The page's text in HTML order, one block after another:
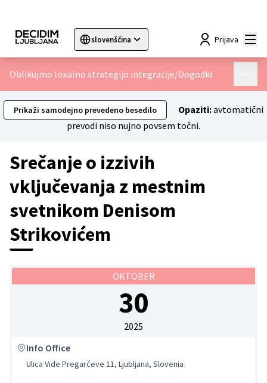
slovenščina
Sprache wählen Choose language Choisir la langue
Prijava
Oblikujmo lokalno strategijo integracije/Dogodki
Prikaži samodejno prevedeno besedilo Opaziti:avtomatični
prevodi niso nujno povsem točni.
Srečanje o izzivih
vključevanja z mestnim
svetnikom Denisom
Strikovićem
OKTOBER
30
2025
Info Office
Ulica Vide Pregarčeve 11, Ljubljana, Slovenia